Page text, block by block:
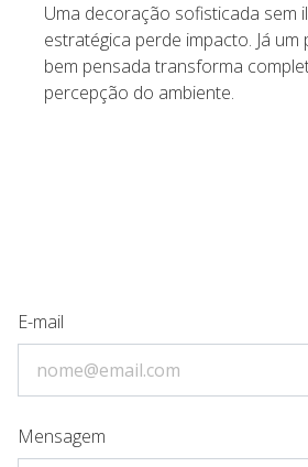
Uma decoração sofisticada sem
estratégica perde impacto. Já
bem pensada transforma
percepção do ambiente.
E-mail
Mensagem